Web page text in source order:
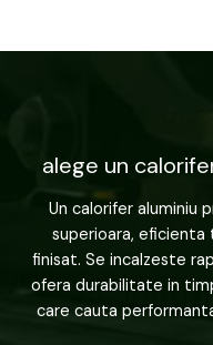
alege un
Un calorifer aluminiu
superioara,
finisat. Se incalzeste
ofera durabilitate in
care cauta